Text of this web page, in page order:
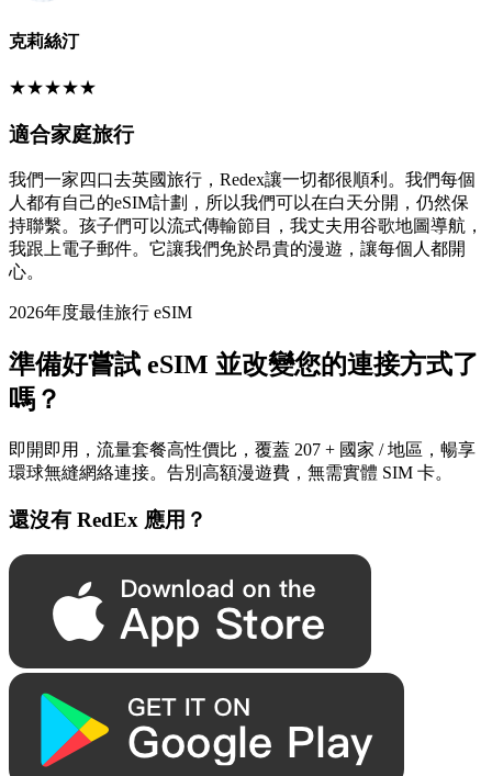
克莉絲汀
★★★★★
適合家庭旅行
我們一家四口去英國旅行，Redex讓一切都很順利。我們每個
人都有自己的eSIM計劃，所以我們可以在白天分開，仍然保
持聯繫。孩子們可以流式傳輸節目，我丈夫用谷歌地圖導航，
我跟上電子郵件。它讓我們免於昂貴的漫遊，讓每個人都開
心。
2026年度最佳旅行 eSIM
準備好嘗試 eSIM 並改變您的連接方式了
嗎？
即開即用，流量套餐高性價比，覆蓋 207 + 國家 / 地區，暢享
環球無縫網絡連接。告別高額漫遊費，無需實體 SIM 卡。
還沒有 RedEx 應用？